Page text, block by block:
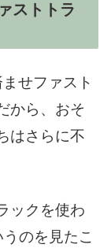
ストトラ
せファスト
から、おそ
はさらに不
ックを使わ
のを見たこ